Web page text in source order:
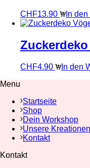
CHF13.90 In
CHF4.90
In den
Menu
Startseite
Shop
Dein Workshop
Unsere Kreationen
Kontakt
Kontakt